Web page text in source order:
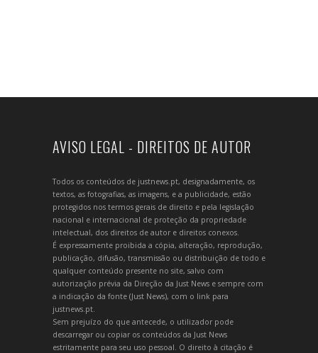
AVISO LEGAL - DIREITOS DE AUTOR
Todos os conteúdos de justnews.pt, designadamente, os
textos, as fotografias, as imagens, e a publicidade, estão
protegidos nos termos gerais de direito e pela legislação
nacional e internacional de proteção da propriedade
intelectual, dos direitos de autor e direitos conexos.
É expressamente proibida a cópia, alteração, reprodução,
publicação, difusão, transmissão ou distribuição de todo e
qualquer conteúdo presente no site, salvo com
autorização prévia da Direção da Just News e sempre com
a indicação da fonte (Just News), com o link para
justnews.pt.
Sem prejuízo do que antecede, o utilizador pode
descarregar ou copiar os conteúdos da Just News
estritamente para seu uso pessoal. O direito à citação é